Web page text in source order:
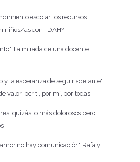
escolar los recursos
niños/as con TDAH?
La mirada de una docente
y la esperanza de seguir adelante".
valor, por ti, por mí, por todas.
quizás lo más dolorosos pero
no hay comunicación" Rafa y